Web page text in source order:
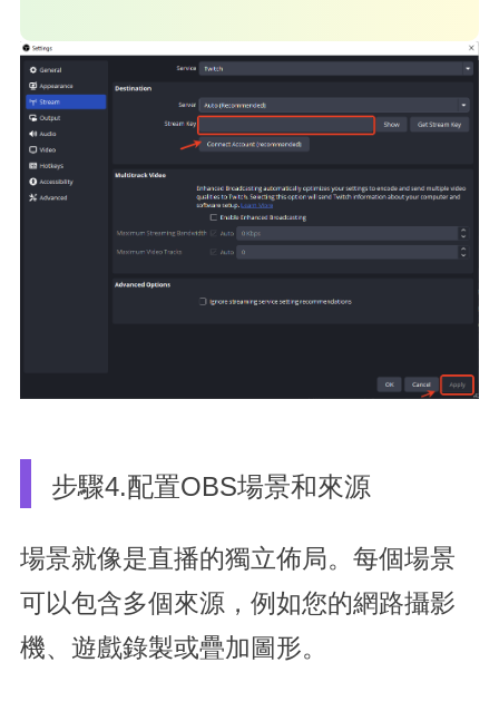
步驟4.配置OBS場景和來源
場景就像是直播的獨立佈局。每個場景
可以包含多個來源，例如您的網路攝影
機、遊戲錄製或疊加圖形。